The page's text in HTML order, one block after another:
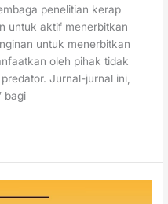
penelitian kerap
untuk aktif menerbitkan
untuk menerbitkan
oleh pihak tidak
Jurnal-jurnal ini,
bagi